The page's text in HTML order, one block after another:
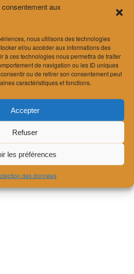
aux
nous utilisons des technologies
et/ou accéder aux informations des
à ces technologies nous permettra de traiter
de navigation ou les ID uniques
ou de retirer son consentement peut
caractéristiques et fonctions.
Accepter
Refuser
les préférences
des données